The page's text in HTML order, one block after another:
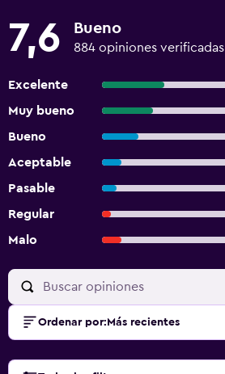
7,6 Bueno
884 opiniones verificadas
Excelente
Muy bueno
Bueno
Aceptable
Pasable
Regular
Malo
Ordenar por: Más recientes